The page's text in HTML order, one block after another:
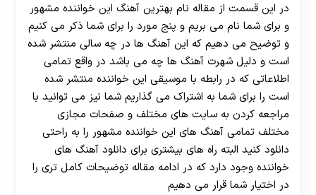
در این قسمت از مقاله نام بهترین آهنگ این خواننده مشهور
و برای شما نام می‌ بریم و پنج مورد را برای شما ذکر می کنیم
و توضیح می دهیم که این آهنگ ها در چه سالی منتشر شده
است و دلیل شهرت آهنگ ها چه می باشد در واقع تمامی
اطلاعاتی که در رابطه با موسیقی این خواننده منتشر شده
است را برای شما به اشتراک می گذاریم شما نیز می ‌توانید با
مراجعه کردن به سایت های مختلف و صفحات مجازی
مختلف تمامی آهنگ های این خواننده مشهور را به راحتی
دانلود کنید البته راه های بیشتری برای دانلود آهنگ های
خواننده وجود دارد که در ادامه مقاله توضیحات کامل تری را
در اختیار شما قرار می دهیم